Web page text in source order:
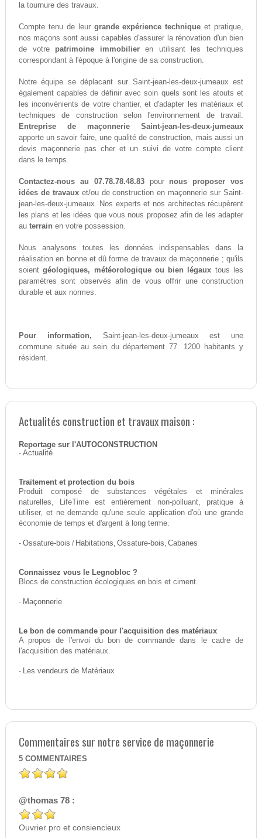
la tournure des travaux.
Compte tenu de leur grande expérience technique et pratique,
nos maçons sont aussi capables d'assurer la rénovation d'un bien
de votre patrimoine immobilieren utilisant les techniques
correspondant à l'époque à l'origine de sa construction.
Notre équipe se déplacant sur Saint-jean-les-deux-jumeaux est
également capables de définir avec soin quels sont les atouts et
les inconvénients de votre chantier, et d'adapter les matériaux et
techniques de construction selon l'environnement de travail.
Entreprise de maçonnerie Saint-jean-les-deux-jumeaux
apporte un savoir faire, une qualité de construction, mais aussi un
devis maçonnerie pas cher et un suivi de votre compte client
dans le temps.
Contactez-nous au 07.78.78.48.83pour nous proposer vos
idées de travauxet/ou de construction en maçonnerie sur Saint-
jean-les-deux-jumeaux. Nos experts et nos architectes récupèrent
les plans et les idées que vous nous proposez afin de les adapter
au terrain en votre possession.
Nous analysons toutes les données indispensables dans la
réalisation en bonne et dû forme de travaux de maçonnerie ; qu'ils
soientgéologiques, météorologique ou bien légaux tous les
paramètres sont observés afin de vous offrir une construction
durable et aux normes.
Pour information, Saint-jean-les-deux-jumeaux est une
commune située au sein du département 77. 1200 habitants y
résident.
Actualités construction et travaux maison :
Reportage sur l'AUTOCONSTRUCTION
- Actualité
Traitement et protection du bois
Produit composé de substances végétales et minérales
naturelles, LifeTime est entièrement non-polluant, pratique à
utiliser, et ne demande qu'une seule application d'où une grande
économie de temps et d'argent à long terme.
- Ossature-bois / Habitations, Ossature-bois, Cabanes
Connaissez vous le Legnobloc ?
Blocs de construction écologiques en bois et ciment.
- Maçonnerie
Le bon de commande pour l'acquisition des matériaux
A propos de l'envoi du bon de commande dans le cadre de
l'acquisition des matériaux.
- Les vendeurs de Matériaux
Commentaires sur notre service de maçonnerie
5 COMMENTAIRES
@thomas 78 :
Ouvrier pro et consiencieux